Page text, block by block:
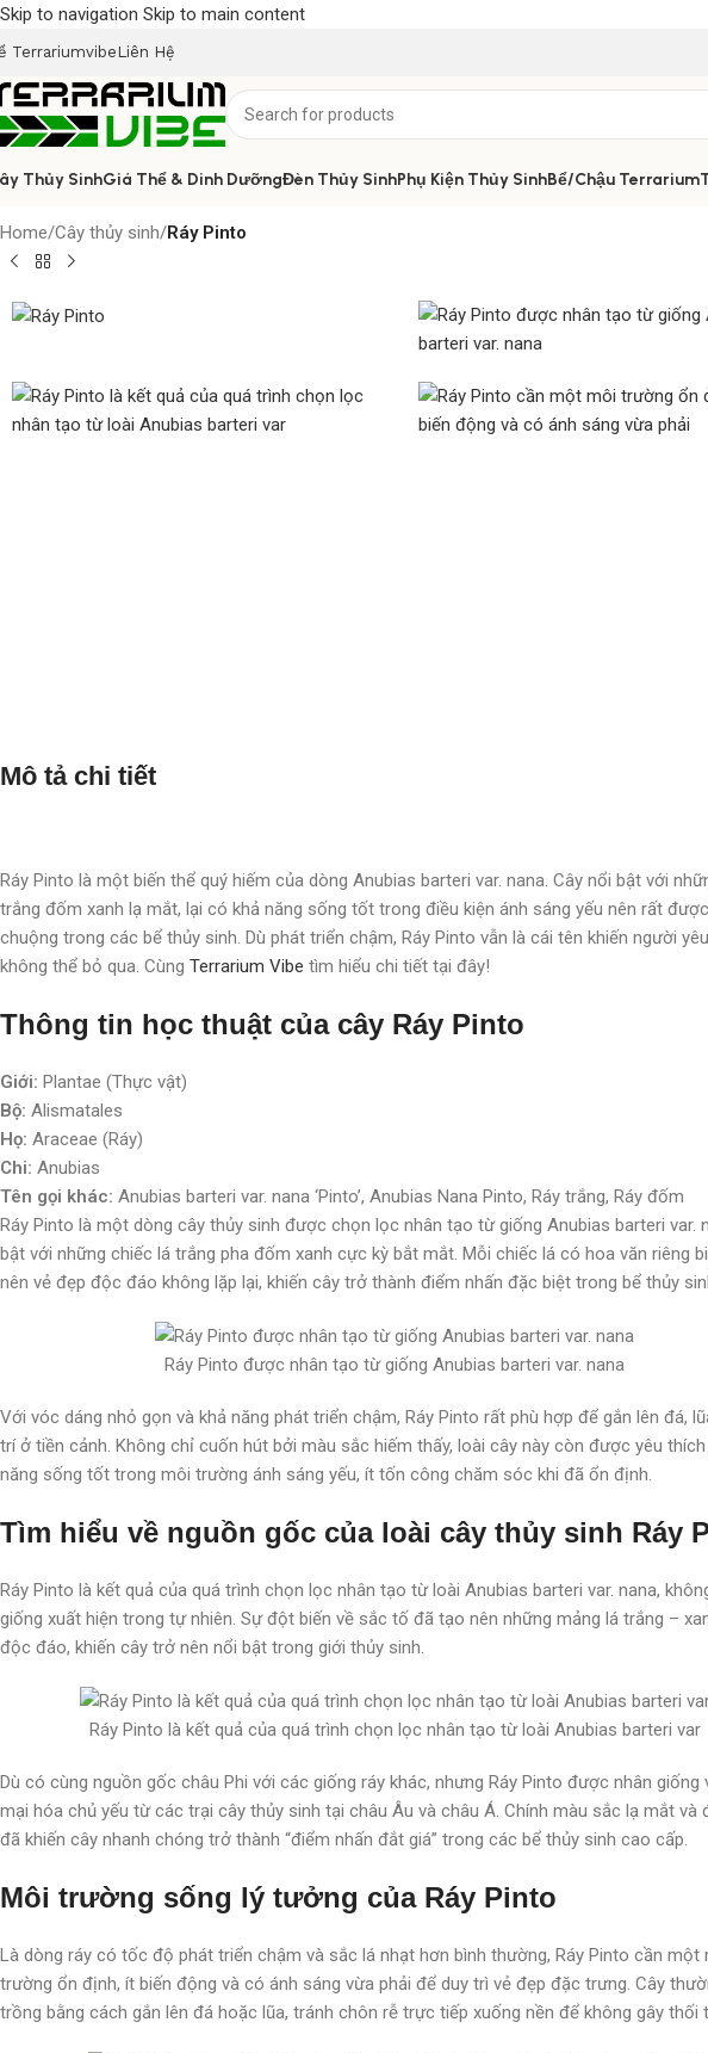
Skip to navigation Skip to main content
Terrariumvibe Liên Hệ
Thủy SinhGiá Thể & Dinh DưỡngĐèn Thủy SinhPhụ Kiện Thủy SinhBể/Chậu Terrarium
Home/Cây thủy sinh/Ráy Pinto
Mô tả chi tiết
Ráy Pinto là một biến thể quý hiếm của dòng Anubias barteri var. nana. Cây nổi bật với
trắng đốm xanh lạ mắt, lại có khả năng sống tốt trong điều kiện ánh sáng yếu nên rất
chuộng trong các bể thủy sinh. Dù phát triển chậm, Ráy Pinto vẫn là cái tên khiến người
không thể bỏ qua. Cùng Terrarium Vibe tìm hiểu chi tiết tại đây!
Thông tin học thuật của cây Ráy Pinto
Giới: Plantae (Thực vật)
Bộ: Alismatales
Họ: Araceae (Ráy)
Chi: Anubias
Tên gọi khác: Anubias barteri var. nana ‘Pinto’, Anubias Nana Pinto, Ráy trắng, Ráy đốm
Ráy Pinto là một dòng cây thủy sinh được chọn lọc nhân tạo từ giống Anubias barteri var.
bật với những chiếc lá trắng pha đốm xanh cực kỳ bắt mắt. Mỗi chiếc lá có hoa văn riêng
nên vẻ đẹp độc đáo không lặp lại, khiến cây trở thành điểm nhấn đặc biệt trong bể thủy
Ráy Pinto được nhân tạo từ giống Anubias barteri var. nana
Với vóc dáng nhỏ gọn và khả năng phát triển chậm, Ráy Pinto rất phù hợp để gắn lên đá,
trí ở tiền cảnh. Không chỉ cuốn hút bởi màu sắc hiếm thấy, loài cây này còn được yêu
năng sống tốt trong môi trường ánh sáng yếu, ít tốn công chăm sóc khi đã ổn định.
Tìm hiểu về nguồn gốc của loài cây thủy sinh Ráy
Ráy Pinto là kết quả của quá trình chọn lọc nhân tạo từ loài Anubias barteri var. nana,
giống xuất hiện trong tự nhiên. Sự đột biến về sắc tố đã tạo nên những mảng lá trắng –
độc đáo, khiến cây trở nên nổi bật trong giới thủy sinh.
Ráy Pinto là kết quả của quá trình chọn lọc nhân tạo từ loài Anubias barteri var
Dù có cùng nguồn gốc châu Phi với các giống ráy khác, nhưng Ráy Pinto được nhân giống
mại hóa chủ yếu từ các trại cây thủy sinh tại châu Âu và châu Á. Chính màu sắc lạ mắt và
đã khiến cây nhanh chóng trở thành “điểm nhấn đắt giá” trong các bể thủy sinh cao cấp.
Môi trường sống lý tưởng của Ráy Pinto
Là dòng ráy có tốc độ phát triển chậm và sắc lá nhạt hơn bình thường, Ráy Pinto cần một
trường ổn định, ít biến động và có ánh sáng vừa phải để duy trì vẻ đẹp đặc trưng. Cây
trồng bằng cách gắn lên đá hoặc lũa, tránh chôn rễ trực tiếp xuống nền để không gây thối